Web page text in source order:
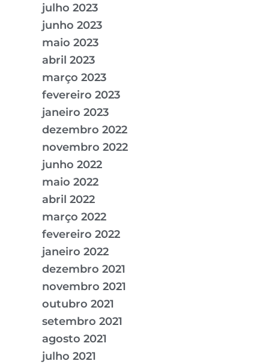
julho 2023
junho 2023
maio 2023
abril 2023
março 2023
fevereiro 2023
janeiro 2023
dezembro 2022
novembro 2022
junho 2022
maio 2022
abril 2022
março 2022
fevereiro 2022
janeiro 2022
dezembro 2021
novembro 2021
outubro 2021
setembro 2021
agosto 2021
julho 2021